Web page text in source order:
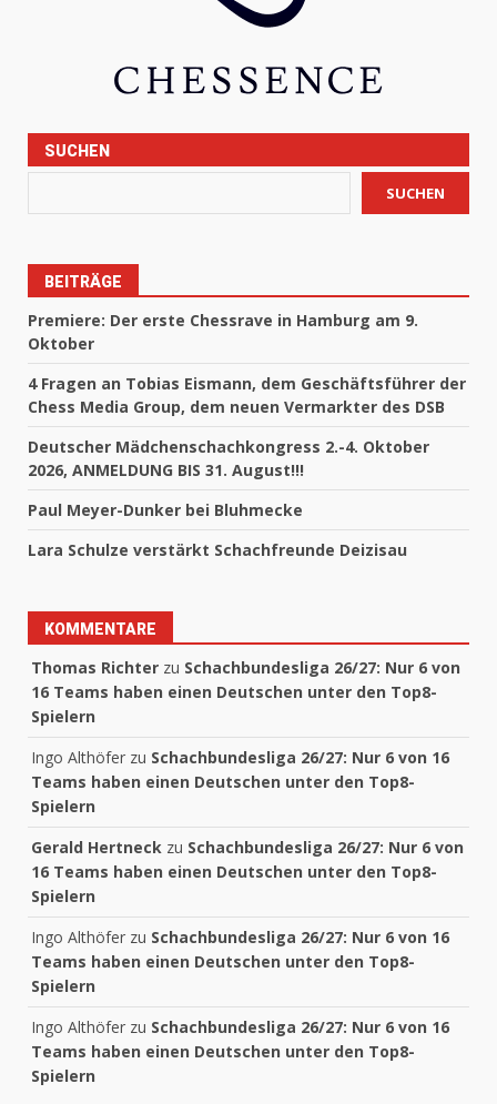
SUCHEN
SUCHEN
BEITRÄGE
Premiere: Der erste Chessrave in Hamburg am 9.
Oktober
4 Fragen an Tobias Eismann, dem Geschäftsführer der
Chess Media Group, dem neuen Vermarkter des DSB
Deutscher Mädchenschachkongress 2.-4. Oktober
2026, ANMELDUNG BIS 31. August!!!
Paul Meyer-Dunker bei Bluhmecke
Lara Schulze verstärkt Schachfreunde Deizisau
KOMMENTARE
Thomas Richter zu Schachbundesliga 26/27: Nur 6 von
16 Teams haben einen Deutschen unter den Top8-
Spielern
Ingo Althöfer zu Schachbundesliga 26/27: Nur 6 von 16
Teams haben einen Deutschen unter den Top8-
Spielern
Gerald Hertneck zu Schachbundesliga 26/27: Nur 6 von
16 Teams haben einen Deutschen unter den Top8-
Spielern
Ingo Althöfer zu Schachbundesliga 26/27: Nur 6 von 16
Teams haben einen Deutschen unter den Top8-
Spielern
Ingo Althöfer zu Schachbundesliga 26/27: Nur 6 von 16
Teams haben einen Deutschen unter den Top8-
Spielern